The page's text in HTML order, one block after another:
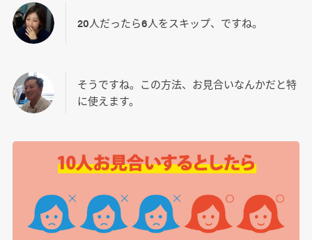
20人だったら6人をスキップ、ですね。
そうですね。この方法、お見合いなんかだと特
に使えます。